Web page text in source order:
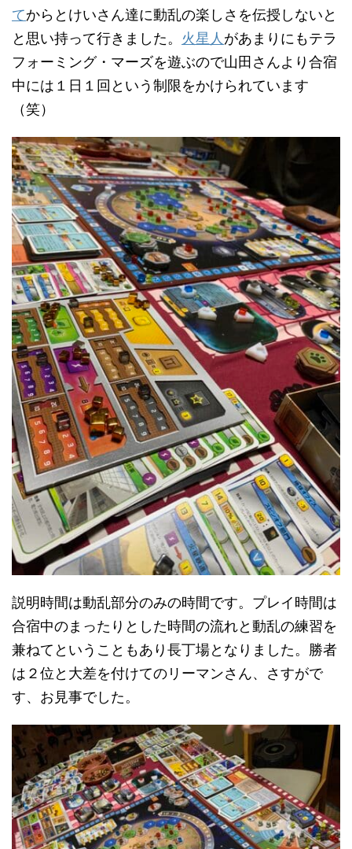
てからとけいさん達に動乱の楽しさを伝授しないと
と思い持って行きました。 火星人 があまりにもテラ
フォーミング・マーズを遊ぶので山田さんより合宿
中には１日１回という制限をかけられています
（笑）
説明時間は動乱部分のみの時間です。プレイ時間は
合宿中のまったりとした時間の流れと動乱の練習を
兼ねてということもあり長丁場となりました。勝者
は２位と大差を付けてのリーマンさん、さすがで
す、お見事でした。